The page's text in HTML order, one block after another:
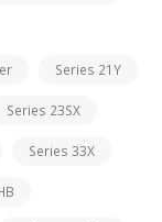
Series 21Y
Series 23SX
Series 33X